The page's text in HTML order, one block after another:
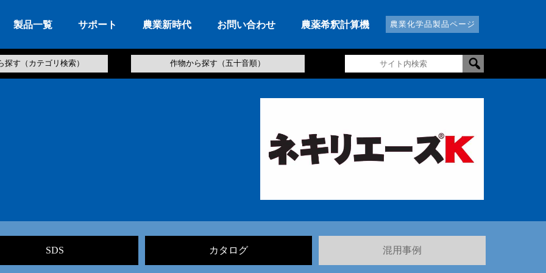
製品一覧 サポート 農業新時代 お問い合わせ 農薬希釈計算機 農業化学品製品ページ
探す（カテゴリ検索） 作物から探す（五十音順）
SDS カタログ 混用事例